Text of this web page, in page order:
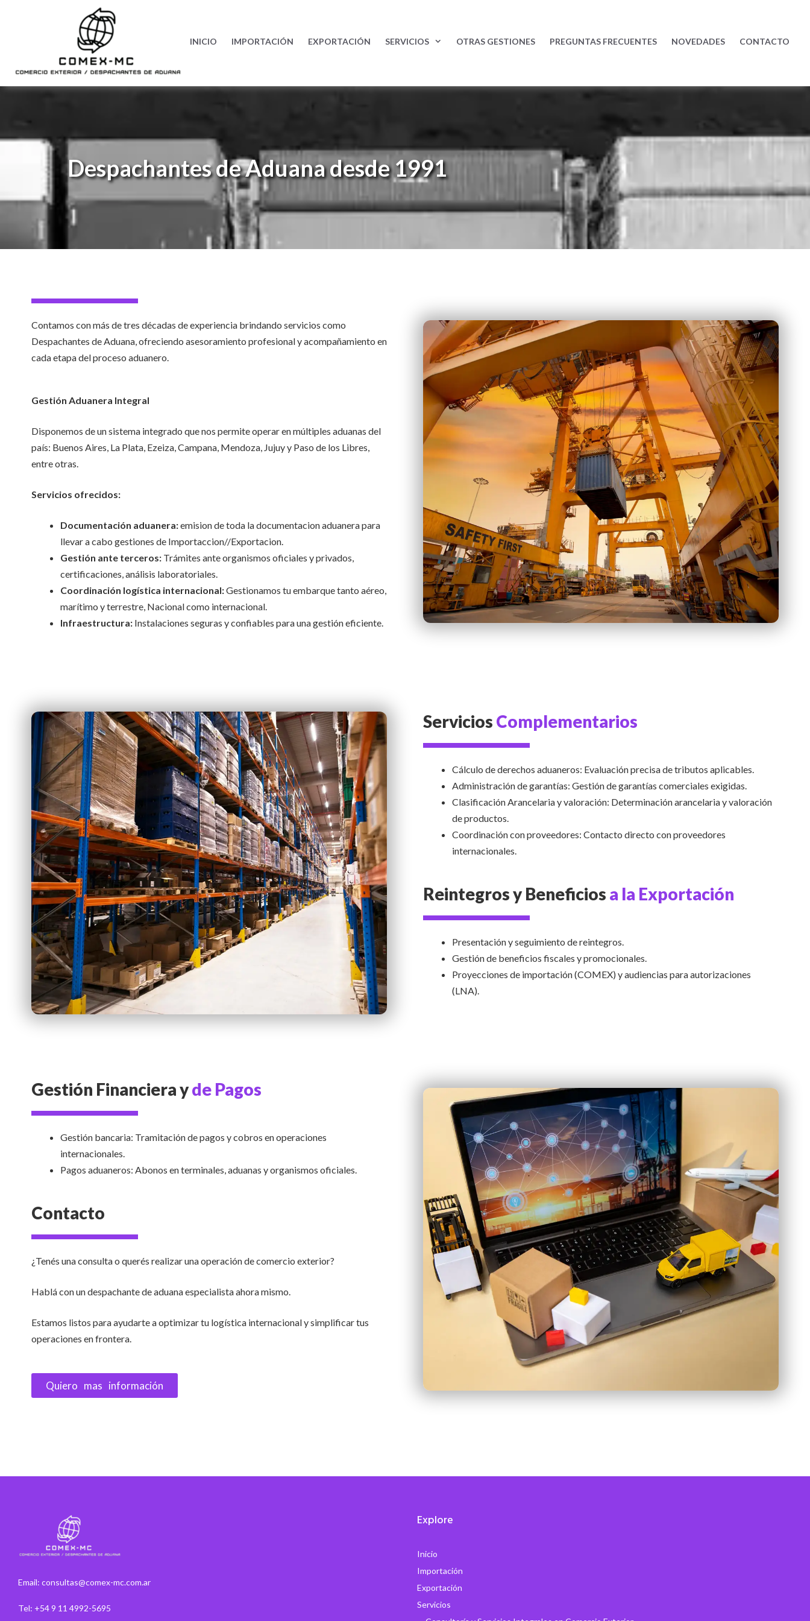
INICIO IMPORTACIÓN EXPORTACIÓN SERVICIOS OTRAS GESTIONES PREGUNTAS FRECUENTES NOVEDADES CONTACTO
Despachantes de Aduana desde 1991
Contamos con más de tres décadas de experiencia brindando servicios como
Despachantes de Aduana, ofreciendo asesoramiento profesional y acompañamiento en
cada etapa del proceso aduanero.
Gestión Aduanera Integral
Disponemos de un sistema integrado que nos permite operar en múltiples aduanas del
país: Buenos Aires, La Plata, Ezeiza, Campana, Mendoza, Jujuy y Paso de los Libres,
entre otras.
Servicios ofrecidos:
Documentación aduanera:emision de toda la documentacion aduanera para
llevar a cabo gestiones de Importaccion//Exportacion.
Gestión ante terceros: Trámites ante organismos oficiales y privados,
certificaciones, análisis laboratoriales.
Coordinación logística internacional:Gestionamos tu embarque tanto aéreo,
marítimo y terrestre, Nacional como internacional.
Infraestructura: Instalaciones seguras y confiables para una gestión eficiente.
Servicios Complementarios
Cálculo de derechos aduaneros: Evaluación precisa de tributos aplicables.
Administración de garantías: Gestión de garantías comerciales exigidas.
Clasificación Arancelaria y valoración: Determinación arancelaria y valoración
de productos.
Coordinación con proveedores: Contacto directo con proveedores
internacionales.
Reintegros y Beneficios a la Exportación
Presentación y seguimiento de reintegros.
Gestión de beneficios fiscales y promocionales.
Proyecciones de importación (COMEX) y audiencias para autorizaciones
(LNA).
Gestión Financiera yde Pagos
Gestión bancaria: Tramitación de pagos y cobros en operaciones
internacionales.
Pagos aduaneros: Abonos en terminales, aduanas y organismos oficiales.
Contacto
¿Tenés una consulta o querés realizar una operación de comercio exterior?
Hablá con un despachante de aduana especialista ahora mismo.
Estamos listos para ayudarte a optimizar tu logística internacional y simplificar tus
operaciones en frontera.
Quiero mas información
Email: consultas@comex-mc.com.ar
Tel: +54 9 11 4992-5695
Explore
Inicio
Importación
Exportación
Servicios